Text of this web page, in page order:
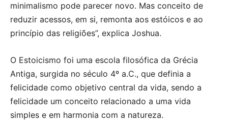
minimalismo pode parecer novo. Mas conceito de
reduzir acessos, em si, remonta aos estóicos e ao
princípio das religiões”, explica Joshua.
O Estoicismo foi uma escola filosófica da Grécia
Antiga, surgida no século 4º a.C., que definia a
felicidade como objetivo central da vida, sendo a
felicidade um conceito relacionado a uma vida
simples e em harmonia com a natureza.